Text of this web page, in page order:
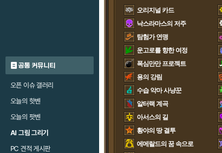
공통 커뮤니티
오픈 이슈 갤러리
오늘의 핫벤
오늘의 팟벤
AI 그림 그리기
PC 견적 게시판
오리지널 카드
낙스라마스의 저주
탐험가 연맹
운고로를 향한 여정
폭심만만 프로젝트
용의 강림
수습 악마 사냥꾼
알터랙 계곡
아서스의 길
황야의 땅 결투
에메랄드의 꿈 속으로